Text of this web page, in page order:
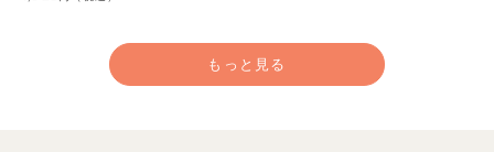
もっと見る